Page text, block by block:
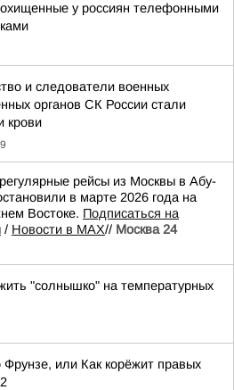
у россиян телефонными
и следователи военных
органов СК России стали
крови
рейсы из Москвы в Абу-
в марте 2026 года на
Востоке. Подписаться на
/ Новости в MAX// Москва 24
"солнышко" на температурных
или Как корёжит правых